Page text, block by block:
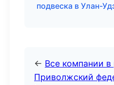
подвеска в Улан-
← Все компании в
Приволжский